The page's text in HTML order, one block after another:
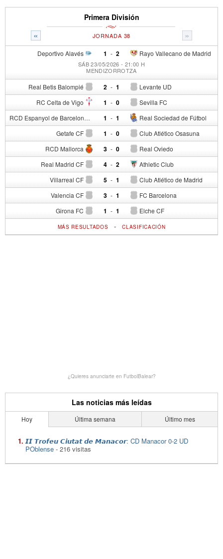
Primera División
« »
JORNADA 38
Deportivo Alavés 1 - Rayo Vallecano de Madrid
2
SÁB 23/05/2026 - 21:00 H
MENDIZORROTZA
Real Betis Balompié 2 - Levante UD
1
RC Celta de Vigo 1 - Sevilla FC
0
RCD Espanyol de Barcelona 1 - Real Sociedad de Fútbol
1
Getafe CF 1 - Club Atlético Osasuna
0
RCD Mallorca 3 - Real Oviedo
0
Real Madrid CF 4 - Athletic Club
2
Villarreal CF 5 - Club Atlético de Madrid
1
Valencia CF 3 - FC Barcelona
1
Girona FC 1 - Elche CF
1
MÁS RESULTADOS -CLASIFICACIÓN
¿Quieres anunciarte en FutbolBalear?
Las noticias más leídas
Hoy Última semana Último mes
𝙄𝙄 𝙏𝙧𝙤𝙛𝙚𝙪 𝘾𝙞𝙪𝙩𝙖𝙩 𝙙𝙚 𝙈𝙖𝙣𝙖𝙘𝙤𝙧: CD Manacor 0-2 UD
POblense - 216 visitas